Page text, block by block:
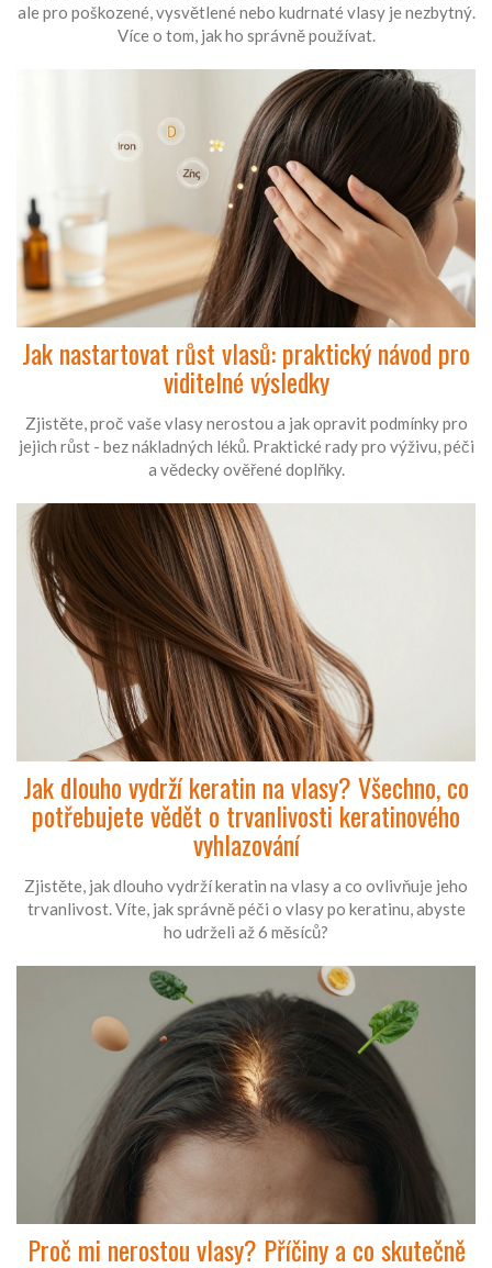
ale pro poškozené, vysvětlené nebo kudrnaté vlasy je nezbytný.
Více o tom, jak ho správně používat.
Jak nastartovat růst vlasů: praktický návod pro
viditelné výsledky
Zjistěte, proč vaše vlasy nerostou a jak opravit podmínky pro
jejich růst - bez nákladných léků. Praktické rady pro výživu, péči
a vědecky ověřené doplňky.
Jak dlouho vydrží keratin na vlasy? Všechno, co
potřebujete vědět o trvanlivosti keratinového
vyhlazování
Zjistěte, jak dlouho vydrží keratin na vlasy a co ovlivňuje jeho
trvanlivost. Víte, jak správně péči o vlasy po keratinu, abyste
ho udrželi až 6 měsíců?
Proč mi nerostou vlasy? Příčiny a co skutečně